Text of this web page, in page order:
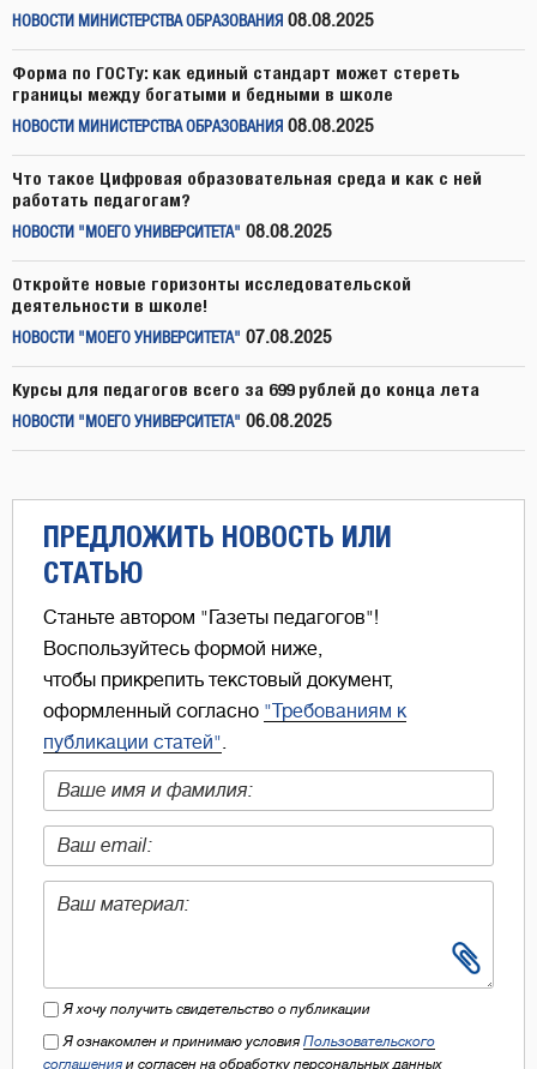
НОВОСТИ МИНИСТЕРСТВА ОБРАЗОВАНИЯ 08.08.2025
Форма по ГОСТу: как единый стандарт может стереть
границы между богатыми и бедными в школе
НОВОСТИ МИНИСТЕРСТВА ОБРАЗОВАНИЯ 08.08.2025
Что такое Цифровая образовательная среда и как с ней
работать педагогам?
НОВОСТИ "МОЕГО УНИВЕРСИТЕТА" 08.08.2025
Откройте новые горизонты исследовательской
деятельности в школе!
НОВОСТИ "МОЕГО УНИВЕРСИТЕТА" 07.08.2025
Курсы для педагогов всего за 699 рублей до конца лета
НОВОСТИ "МОЕГО УНИВЕРСИТЕТА" 06.08.2025
ПРЕДЛОЖИТЬ НОВОСТЬ ИЛИ
СТАТЬЮ
Станьте автором "Газеты педагогов"!
Воспользуйтесь формой ниже,
чтобы прикрепить текстовый документ,
оформленный согласно "Требованиям к
публикации статей"
Я хочу получить свидетельство о публикации
Я ознакомлен и принимаю условия Пользовательского
соглашения и согласен на обработку персональных данных